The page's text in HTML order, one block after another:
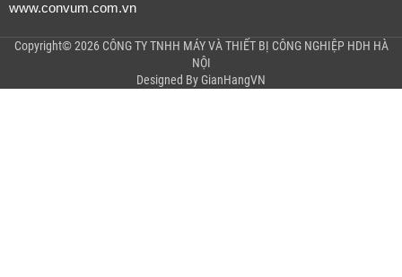
www.convum.com.vn
Copyright© 2026 CÔNG TY TNHH MÁY VÀ THIẾT BỊ CÔNG NGHIỆP HDH HÀ
NỘI
Designed By GianHangVN